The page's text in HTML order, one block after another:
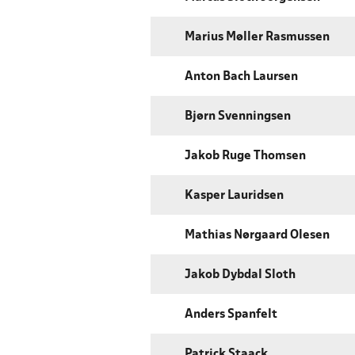
Marius Møller Rasmussen
Anton Bach Laursen
Bjørn Svenningsen
Jakob Ruge Thomsen
Kasper Lauridsen
Mathias Nørgaard Olesen
Jakob Dybdal Sloth
Anders Spanfelt